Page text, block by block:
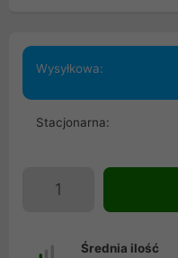
Wysyłkowa:
Stacjonarna:
Średnia ilość